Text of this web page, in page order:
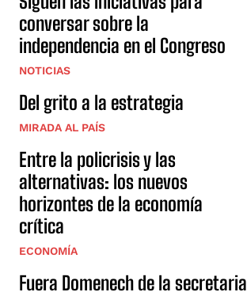
conversar sobre la
independencia en el Congreso
NOTICIAS
Del grito a la estrategia
MIRADA AL PAÍS
Entre la policrisis y las
alternativas: los nuevos
horizontes de la economía
crítica
ECONOMÍA
Fuera Domenech de la secretaria